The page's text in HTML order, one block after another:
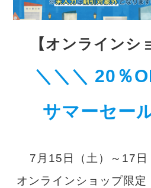
【オンラインシ
＼ ＼＼ 20％
サマーセー
7月15日（土）～17
オンラインショップ限